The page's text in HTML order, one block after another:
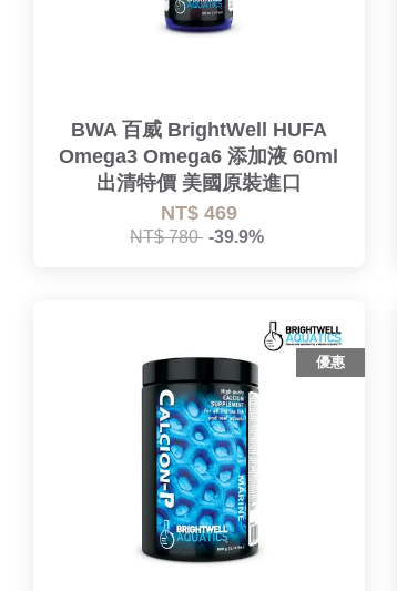
BWA 百威 BrightWell HUFA
Omega3 Omega6 添加液 60ml
出清特價 美國原裝進口
NT$ 469
NT$ 780 -39.9%
優惠